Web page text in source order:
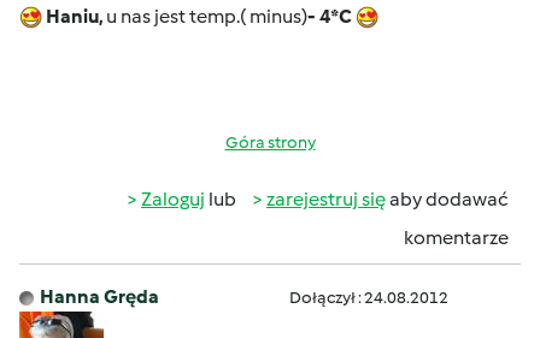
Haniu, u nas jest temp.( minus)- 4*C
Góra strony
Zaloguj lub zarejestruj sięaby dodawać
komentarze
Hanna Gręda Dołączył : 24.08.2012